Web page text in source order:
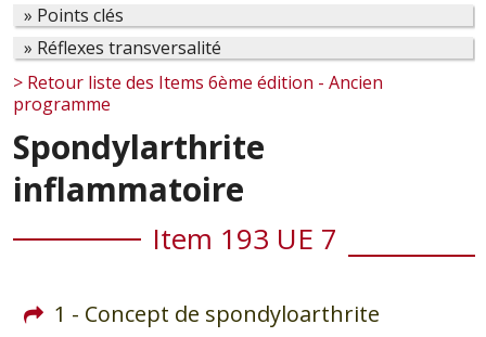
» Points clés
» Réflexes transversalité
> Retour liste des Items 6ème édition - Ancien
programme
Spondylarthrite
inflammatoire
Item 193 UE 7
1 - Concept de spondyloarthrite